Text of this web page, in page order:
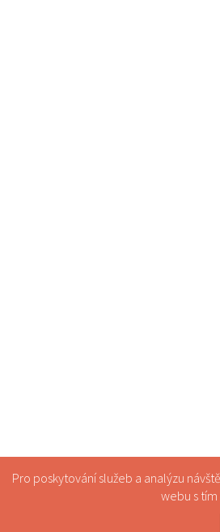
Pro poskytování služeb a analýzu
webu s tím